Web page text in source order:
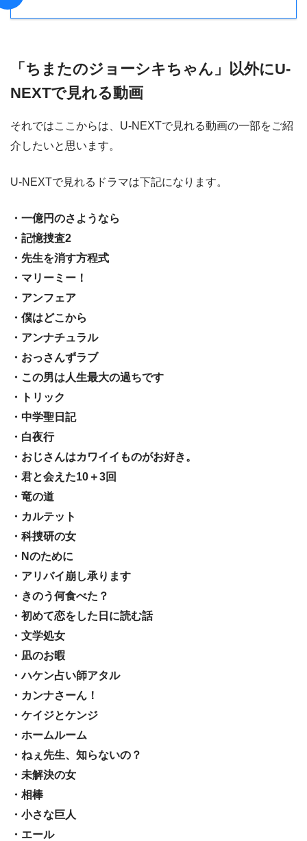
「ちまたのジョーシキちゃん」以外にU-
NEXTで見れる動画
それではここからは、U-NEXTで見れる動画の一部をご紹
介したいと思います。
U-NEXTで見れるドラマは下記になります。
・一億円のさようなら
・記憶捜査2
・先生を消す方程式
・マリーミー！
・アンフェア
・僕はどこから
・アンナチュラル
・おっさんずラブ
・この男は人生最大の過ちです
・トリック
・中学聖日記
・白夜行
・おじさんはカワイイものがお好き。
・君と会えた10＋3回
・竜の道
・カルテット
・科捜研の女
・Nのために
・アリバイ崩し承ります
・きのう何食べた？
・初めて恋をした日に読む話
・文学処女
・凪のお暇
・ハケン占い師アタル
・カンナさーん！
・ケイジとケンジ
・ホームルーム
・ねぇ先生、知らないの？
・未解決の女
・相棒
・小さな巨人
・エール